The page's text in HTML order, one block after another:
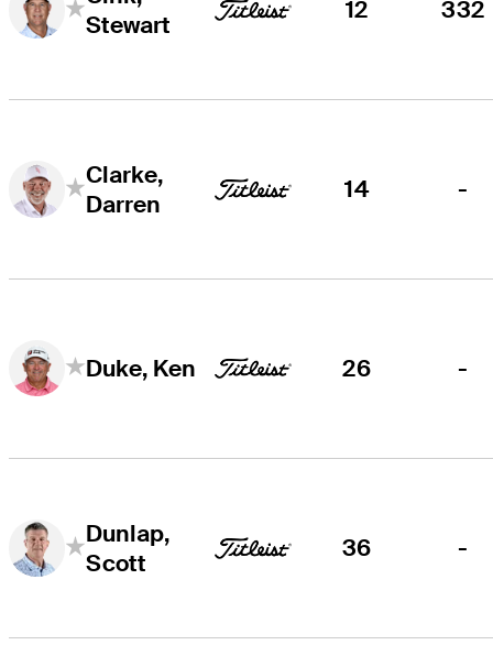
Stewart
12 332
Clarke,
Darren
14 -
Duke, Ken 26 -
Dunlap,
Scott
36 -